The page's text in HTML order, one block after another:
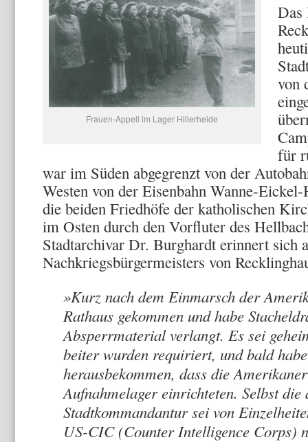
Frauen-Appell im Lager Hillerheide
Das
von
für
war im Süden abgegrenzt von der
Westen von der Eisenbahn Wanne-
die beiden Friedhöfe der katholischen
im Osten durch den Vorfluter des
Stadtarchivar Dr. Burg­hardt erinnert sich
Nachkriegsbürgermeisters von
»Kurz nach dem Einmarsch der
Rathaus gekommen und habe
Absperrmaterial ver­langt. Es sei
beiter wurden requiriert, und bald
herausbekommen, dass die
Aufnah­melager einrichteten. Selbst die
Stadtkommandantur sei von
US-CIC (Counter Intelligence Corps)